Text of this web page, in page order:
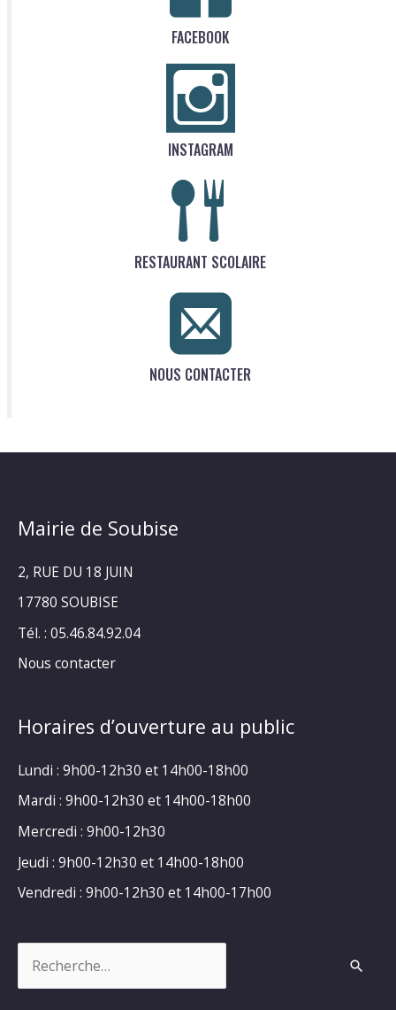
FACEBOOK
INSTAGRAM
RESTAURANT SCOLAIRE
NOUS CONTACTER
Mairie de Soubise
2, RUE DU 18 JUIN
17780 SOUBISE
Tél. : 05.46.84.92.04
Nous contacter
Horaires d’ouverture au public
Lundi : 9h00-12h30 et 14h00-18h00
Mardi : 9h00-12h30 et 14h00-18h00
Mercredi : 9h00-12h30
Jeudi : 9h00-12h30 et 14h00-18h00
Vendredi : 9h00-12h30 et 14h00-17h00